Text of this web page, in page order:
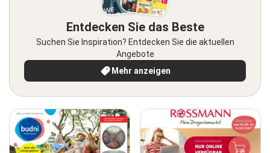
Entdecken Sie das Beste
Suchen Sie Inspiration? Entdecken Sie die aktuellen
Angebote
Mehr anzeigen